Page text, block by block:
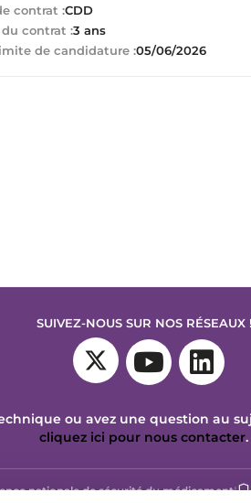
contrat :CDD
du contrat :3 ans
de candidature :05/06/2026
SUIVEZ-NOUS SUR NOS RÉSEAUX !
ou avez une question au
cliquez ici pour nous contacter.
nationale de sécurité du médicament|